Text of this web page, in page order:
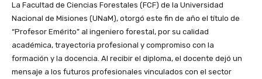
La Facultad de Ciencias Forestales (FCF) de la Universidad
Nacional de Misiones (UNaM), otorgó este fin de año el título de
“Profesor Emérito” al ingeniero forestal, por su calidad
académica, trayectoria profesional y compromiso con la
formación y la docencia. Al recibir el diploma, el docente dejó un
mensaje a los futuros profesionales vinculados con el sector